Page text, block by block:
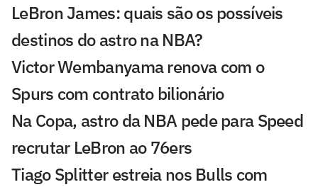
LeBron James: quais são os possíveis
destinos do astro na NBA?
Victor Wembanyama renova com o
Spurs com contrato bilionário
Na Copa, astro da NBA pede para Speed
recrutar LeBron ao 76ers
Tiago Splitter estreia nos Bulls com